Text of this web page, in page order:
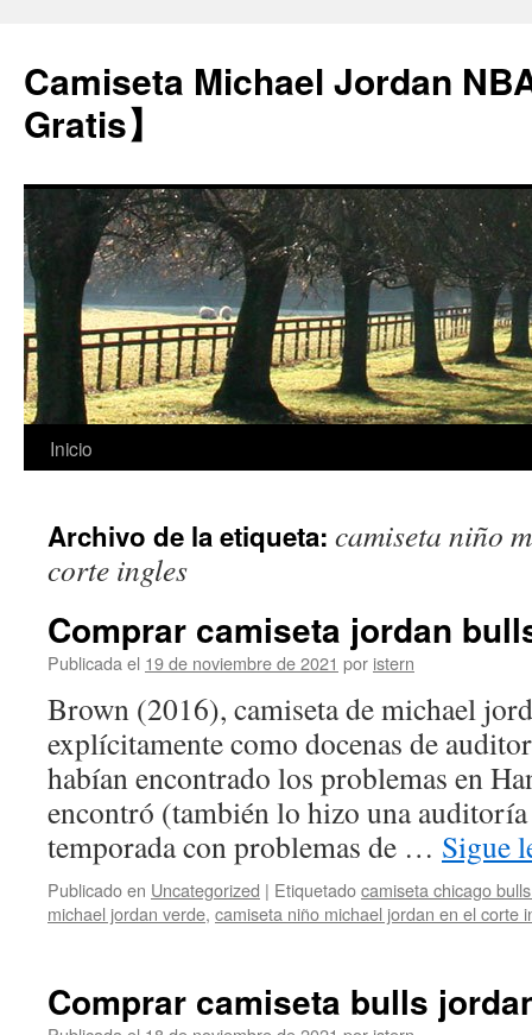
Camiseta Michael Jordan
Gratis】
Saltar
contenido
Inicio
Archivo de la etiqueta: camiseta niño
corte ingles
Comprar camiseta jordan
Publicada el 19 de noviembre de 2021 por istern
Brown (2016), camiseta de michael
explícitamente como docenas de
habían encontrado los problemas en
encontró (también lo hizo una
temporada con problemas de … Sigue
Publicado en Uncategorized | Etiquetadocamiseta chicago
michael jordan verde, camiseta niño michael jordan en el corte
Comprar camiseta bulls